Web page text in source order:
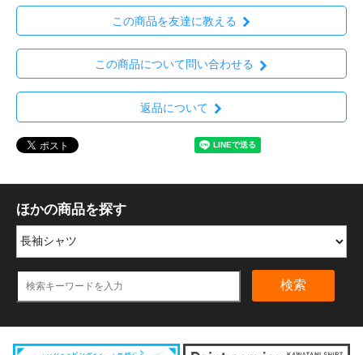
この商品を友達に教える
この商品について問い合わせる
返品について
ほかの商品を探す
検索